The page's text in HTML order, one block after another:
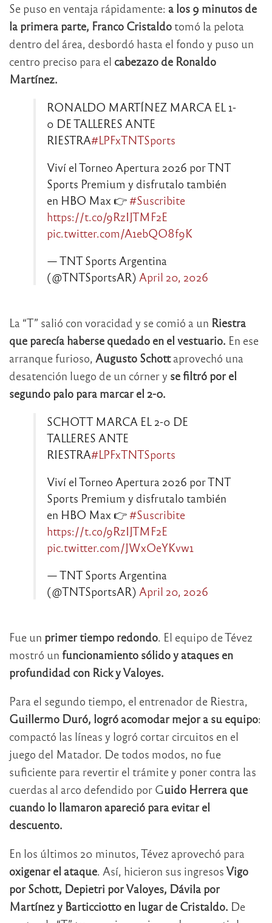
Se puso en ventaja rápidamente: a los 9 minutos de
la primera parte, Franco Cristaldo tomó la pelota
dentro del área, desbordó hasta el fondo y puso un
centro preciso para el cabezazo de Ronaldo
Martínez.
RONALDO MARTÍNEZ MARCA EL 1-
0 DE TALLERES ANTE
RIESTRA#LPFxTNTSports
Viví el Torneo Apertura 2026 por TNT
Sports Premium y disfrutalo también
en HBO Max 👉#Suscribite
https://t.co/9RzIJTMF2E
pic.twitter.com/A1ebQO8f9K
— TNT Sports Argentina
(@TNTSportsAR) April 20, 2026
La “T” salió con voracidad y se comió a un Riestra
que parecía haberse quedado en el vestuario. En ese
arranque furioso, Augusto Schottaprovechó una
desatención luego de un córner y se filtró por el
segundo palo para marcar el 2-0.
SCHOTT MARCA EL 2-0 DE
TALLERES ANTE
RIESTRA#LPFxTNTSports
Viví el Torneo Apertura 2026 por TNT
Sports Premium y disfrutalo también
en HBO Max 👉#Suscribite
https://t.co/9RzIJTMF2E
pic.twitter.com/JWxOeYKvw1
— TNT Sports Argentina
(@TNTSportsAR) April 20, 2026
Fue un primer tiempo redondo. El equipo de Tévez
mostró un funcionamiento sólido y ataques en
profundidad con Rick y Valoyes.
Para el segundo tiempo, el entrenador de Riestra,
Guillermo Duró, logró acomodar mejor a su equipo:
compactó las líneas y logró cortar circuitos en el
juego del Matador. De todos modos, no fue
suficiente para revertir el trámite y poner contra las
cuerdas al arco defendido por Guido Herrera que
cuando lo llamaron apareció para evitar el
descuento.
En los últimos 20 minutos, Tévez aprovechó para
oxigenar el ataque. Así, hicieron sus ingresosVigo
por Schott, Depietri por Valoyes, Dávila por
Martínez y Barticciotto en lugar de Cristaldo. De